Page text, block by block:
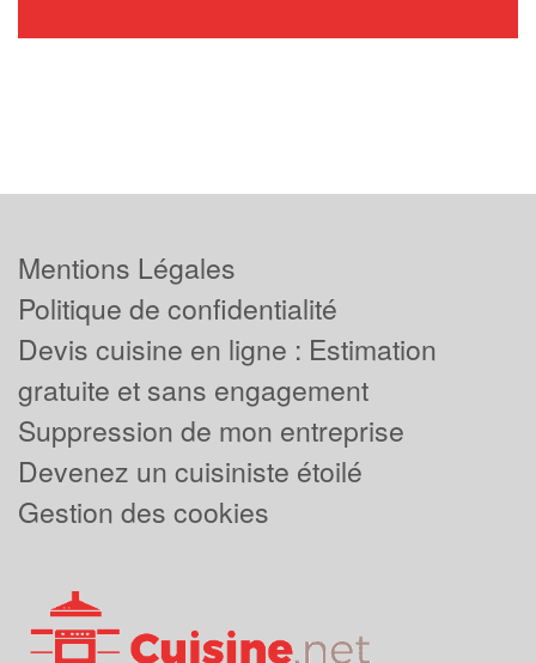
Mentions Légales
Politique de confidentialité
Devis cuisine en ligne : Estimation
gratuite et sans engagement
Suppression de mon entreprise
Devenez un cuisiniste étoilé
Gestion des cookies